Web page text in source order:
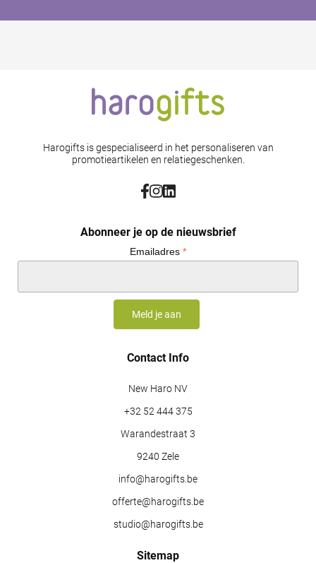
Harogifts is gespecialiseerd in het personaliseren van
promotieartikelen en relatiegeschenken.
Abonneer je op de nieuwsbrief
Emailadres *
Contact Info
New Haro NV
+32 52 444 375
Warandestraat 3
9240 Zele
info@harogifts.be
offerte@harogifts.be
studio@harogifts.be
Sitemap